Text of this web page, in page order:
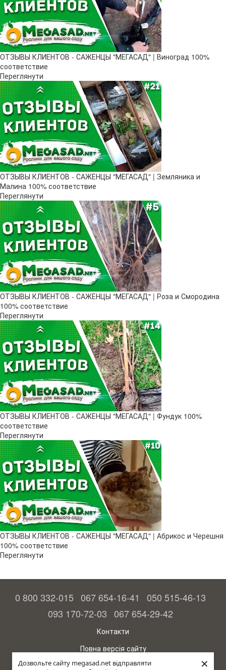
Дозвольте сайту megasad.net відправляти
×
ОТЗЫВЫ КЛИЕНТОВ - САЖЕНЦЫ "МЕГАСАД" | Виноград 100%
соответствие
Переглянути
ОТЗЫВЫ КЛИЕНТОВ - САЖЕНЦЫ "МЕГАСАД" | Земляника и
Малина 100% соответствие
Переглянути
ОТЗЫВЫ КЛИЕНТОВ - САЖЕНЦЫ "МЕГАСАД" | Роза и Смородина
100% соответствие
Переглянути
ОТЗЫВЫ КЛИЕНТОВ - САЖЕНЦЫ "МЕГАСАД" | Фундук 100%
соответствие
Переглянути
ОТЗЫВЫ КЛИЕНТОВ - САЖЕНЦЫ "МЕГАСАД" | Абрикос и Черешня
100% соответствие
Переглянути
0 800 332-015 067 654-16-41
050 515-46-13
093 170-72-03 067 654-29-42
Контакти
Повна версія сайту
© 2015—2026